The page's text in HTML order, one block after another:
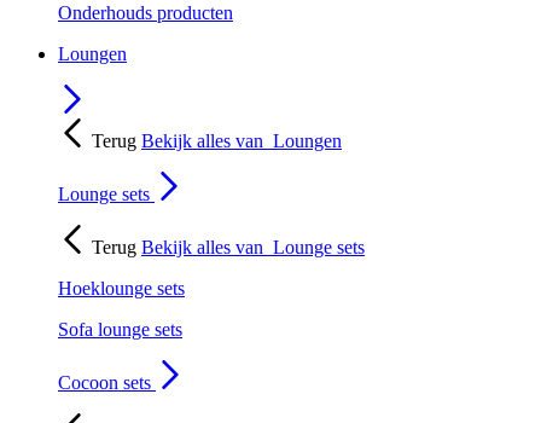
Onderhouds producten
Loungen
Terug Bekijk alles van Loungen
Lounge sets
Terug Bekijk alles van Lounge sets
Hoeklounge sets
Sofa lounge sets
Cocoon sets